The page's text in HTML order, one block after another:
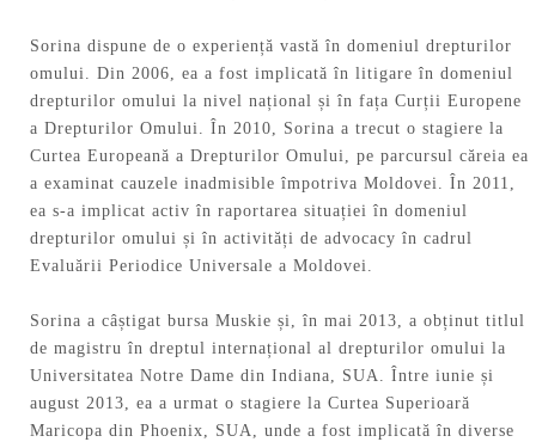
Sorina dispune de o experiență vastă în domeniul drepturilor
omului. Din 2006, ea a fost implicată în litigare în domeniul
drepturilor omului la nivel național și în fața Curții Europene
a Drepturilor Omului. În 2010, Sorina a trecut o stagiere la
Curtea Europeană a Drepturilor Omului, pe parcursul căreia ea
a examinat cauzele inadmisible împotriva Moldovei. În 2011,
ea s-a implicat activ în raportarea situației în domeniul
drepturilor omului și în activități de advocacy în cadrul
Evaluării Periodice Universale a Moldovei.
Sorina a câștigat bursa Muskie și, în mai 2013, a obținut titlul
de magistru în dreptul internațional al drepturilor omului la
Universitatea Notre Dame din Indiana, SUA. Între iunie și
august 2013, ea a urmat o stagiere la Curtea Superioară
Maricopa din Phoenix, SUA, unde a fost implicată în diverse